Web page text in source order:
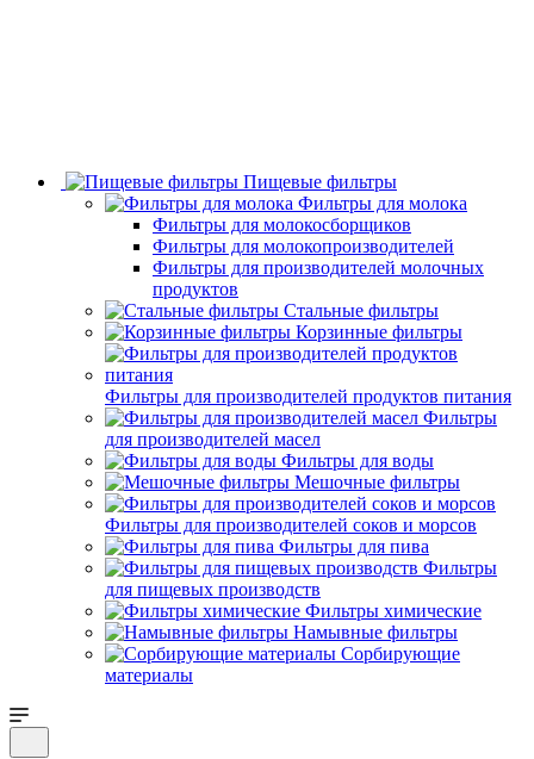
Пищевые фильтры
Фильтры для молока
Фильтры для молокосборщиков
Фильтры для молокопроизводителей
Фильтры для производителей молочных
продуктов
Стальные фильтры
Корзинные фильтры
Фильтры для производителей продуктов питания
Фильтры
для производителей масел
Фильтры для воды
Мешочные фильтры
Фильтры для производителей соков и морсов
Фильтры для пива
Фильтры
для пищевых производств
Фильтры химические
Намывные фильтры
Сорбирующие
материалы